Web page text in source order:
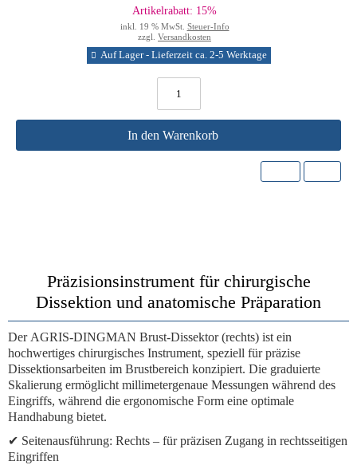
Artikelrabatt: 15%
inkl. 19 % MwSt. Steuer-Info
zzgl. Versandkosten
Auf Lager - Lieferzeit ca. 2-5 Werktage
In den Warenkorb
Präzisionsinstrument für chirurgische
Dissektion und anatomische Präparation
Der AGRIS-DINGMAN Brust-Dissektor (rechts) ist ein
hochwertiges chirurgisches Instrument, speziell für präzise
Dissektionsarbeiten im Brustbereich konzipiert. Die graduierte
Skalierung ermöglicht millimetergenaue Messungen während des
Eingriffs, während die ergonomische Form eine optimale
Handhabung bietet.
✔ Seitenausführung: Rechts – für präzisen Zugang in rechtsseitigen
Eingriffen